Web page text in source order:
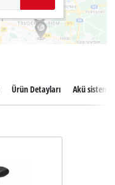
Ürün Detayları Akü sistemi